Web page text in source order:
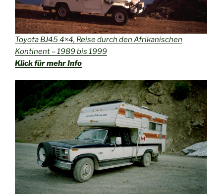
Toyota BJ45 4×4, Reise durch den Afrikanischen
Kontinent – 1989 bis 1999
Klick für mehr Info